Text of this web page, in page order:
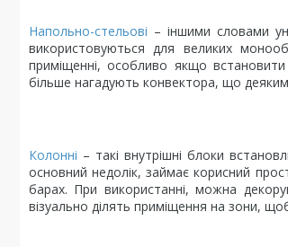
Напольно-стельові – іншими словами
використовуються для великих
приміщенні, особливо якщо
більше нагадують конвектора, що
Колонні – такі внутрішні блоки
основний недолік, займає корисний
барах. При використанні, можна
візуально ділять приміщення на зони,